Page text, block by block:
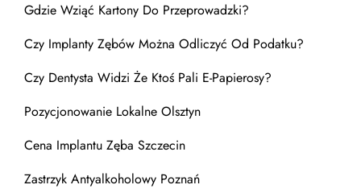
Gdzie Wziąć Kartony Do Przeprowadzki?
Czy Implanty Zębów Można Odliczyć Od Podatku?
Czy Dentysta Widzi Że Ktoś Pali E-Papierosy?
Pozycjonowanie Lokalne Olsztyn
Cena Implantu Zęba Szczecin
Zastrzyk Antyalkoholowy Poznań